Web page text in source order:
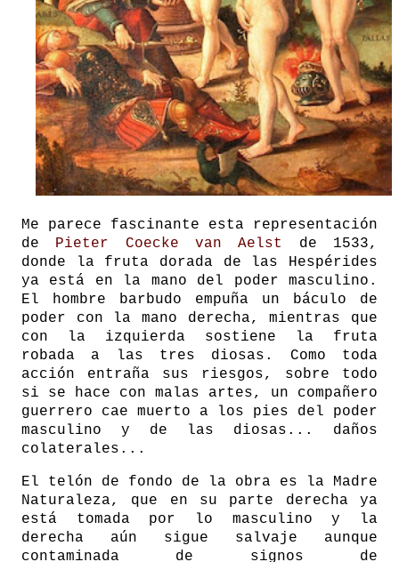
Me parece fascinante esta representación
de Pieter Coecke van Aelst
de 1533,
donde la fruta dorada de las Hespérides
ya está en la mano del poder masculino.
El hombre barbudo empuña un báculo de
poder con la mano derecha, mientras que
con la izquierda sostiene la fruta
robada a las tres diosas. Como toda
acción entraña sus riesgos, sobre todo
si se hace con malas artes, un compañero
guerrero cae muerto a los pies del poder
masculino y de las diosas... daños
colaterales...
El telón de fondo de la obra es la Madre
Naturaleza, que en su parte derecha ya
está tomada por lo masculino y la
derecha aún sigue salvaje aunque
contaminada de signos de